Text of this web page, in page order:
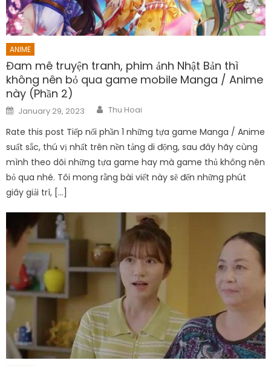
ANIME
Đam mê truyện tranh, phim ảnh Nhật Bản thì
không nên bỏ qua game mobile Manga / Anime
này (Phần 2)
Posted
on
January 29, 2023 Author
Thu Hoai
Rate this post Tiếp nối phần 1 những tựa game Manga / Anime
suất sắc, thú vị nhất trên nền tảng di động, sau đây hãy cùng
mình theo dõi những tựa game hay mà game thủ không nên
bỏ qua nhé. Tôi mong rằng bài viết này sẽ đến những phút
giây giải trí, […]